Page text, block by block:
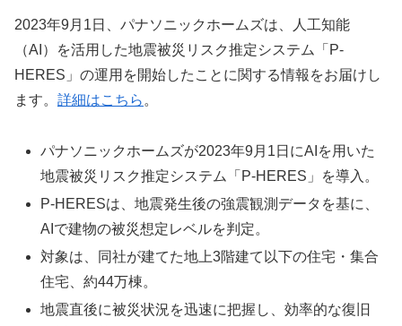
2023年9月1日、パナソニックホームズは、人工知能
（AI）を活用した地震被災リスク推定システム「P-
HERES」の運用を開始したことに関する情報をお届けし
ます。 詳細はこちら 。
パナソニックホームズが2023年9月1日にAIを用いた
地震被災リスク推定システム「P-HERES」を導入。
P-HERESは、地震発生後の強震観測データを基に、
AIで建物の被災想定レベルを判定。
対象は、同社が建てた地上3階建て以下の住宅・集合
住宅、約44万棟。
地震直後に被災状況を迅速に把握し、効率的な復旧